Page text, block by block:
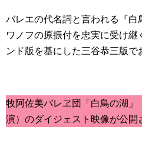
バレエの代名詞と言われる『白
ワノフの原振付を忠実に受け継
ンド版を基にした三谷恭三版で
牧阿佐美バレヱ団「白鳥の湖
演）のダイジェスト映像が公開